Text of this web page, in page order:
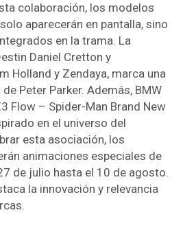
colaboración, los modelos
aparecerán en pantalla, sino
en la trama. La
Daniel Cretton y
Holland y Zendaya, marca una
Peter Parker. Además, BMW
Flow – Spider-Man Brand New
en el universo del
esta asociación, los
animaciones especiales de
de julio hasta el 10 de agosto.
la innovación y relevancia